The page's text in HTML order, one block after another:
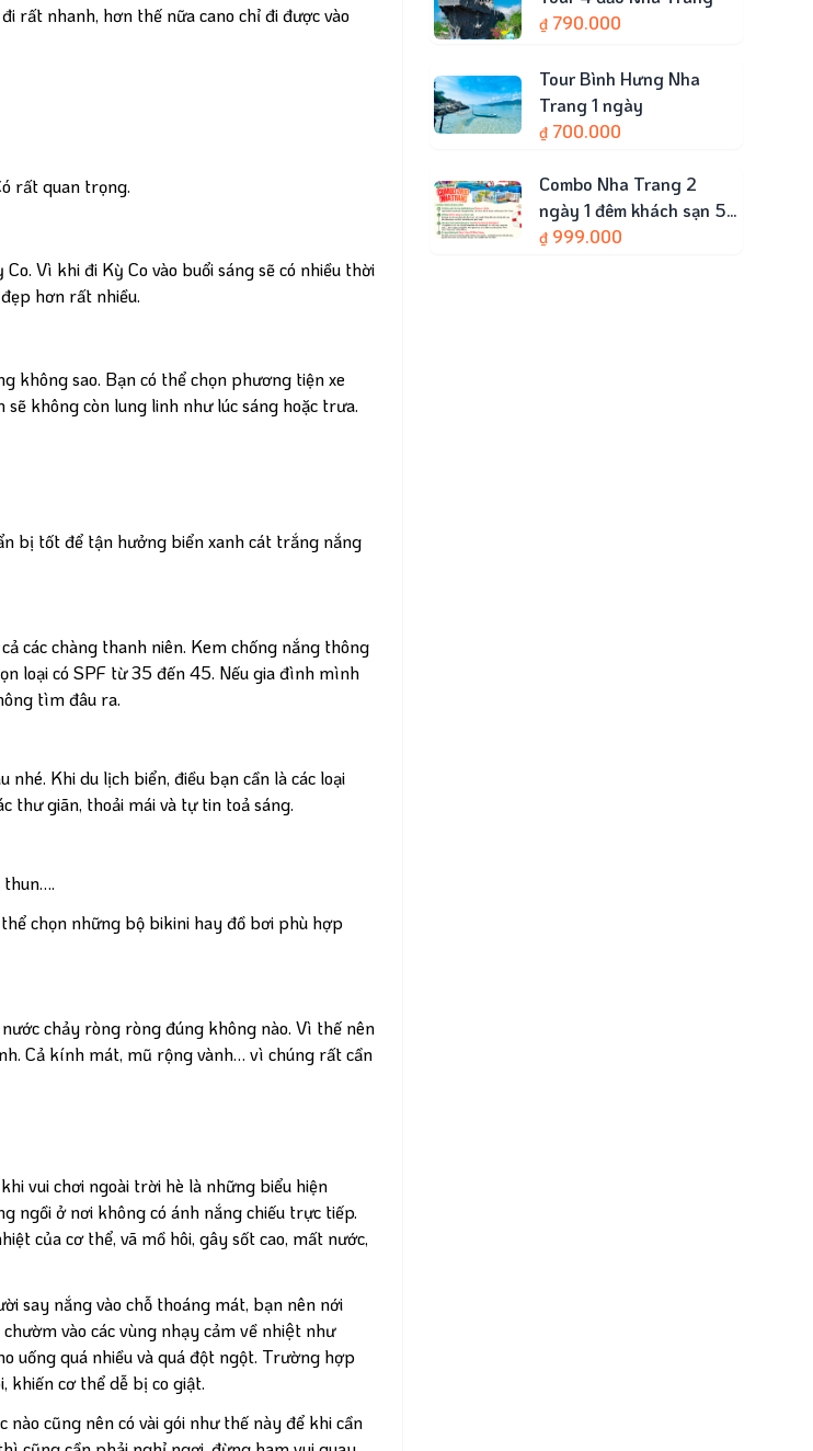
rất nhanh, hơn thế nữa cano chỉ đi được vào
rất quan trọng.
Vì khi đi Kỳ Co vào buổi sáng sẽ có nhiều thời
hơn rất nhiều.
không sao. Bạn có thể chọn phương tiện xe
không còn lung linh như lúc sáng hoặc trưa.
bị tốt để tận hưởng biển xanh cát trắng nắng
các chàng thanh niên. Kem chống nắng thông
loại có SPF từ 35 đến 45. Nếu gia đình mình
tìm đâu ra.
Khi du lịch biển, điều bạn cần là các loại
thư giãn, thoải mái và tự tin toả sáng.
thun….
chọn những bộ bikini hay đồ bơi phù hợp
chảy ròng ròng đúng không nào. Vì thế nên
Cả kính mát, mũ rộng vành… vì chúng rất cần
vui chơi ngoài trời hè là những biểu hiện
ngồi ở nơi không có ánh nắng chiếu trực tiếp.
của cơ thể, vã mồ hôi, gây sốt cao, mất nước,
say nắng vào chỗ thoáng mát, bạn nên nới
vào các vùng nhạy cảm về nhiệt như
uống quá nhiều và quá đột ngột. Trường hợp
khiến cơ thể dễ bị co giật.
cũng nên có vài gói như thế này để khi cần
₫ 790.000
Tour Bình Hưng Nha
Trang 1 ngày
₫ 700.000
Combo Nha Trang 2
ngày 1 đêm khách sạn 5
sao – Vinwonders – Tour
₫ 999.000